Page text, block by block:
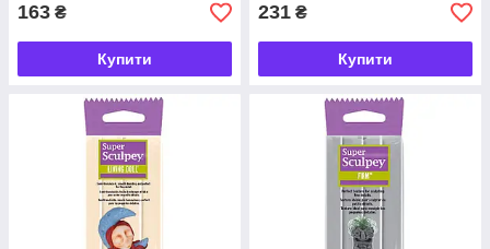
163 ₴
Купити
231 ₴
Купити